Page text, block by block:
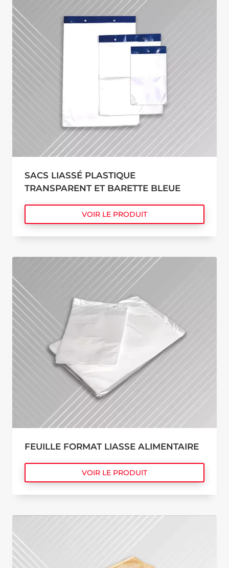
SACS LIASSÉ PLASTIQUE
TRANSPARENT ET BARETTE BLEUE
VOIR LE PRODUIT
FEUILLE FORMAT LIASSE ALIMENTAIRE
VOIR LE PRODUIT